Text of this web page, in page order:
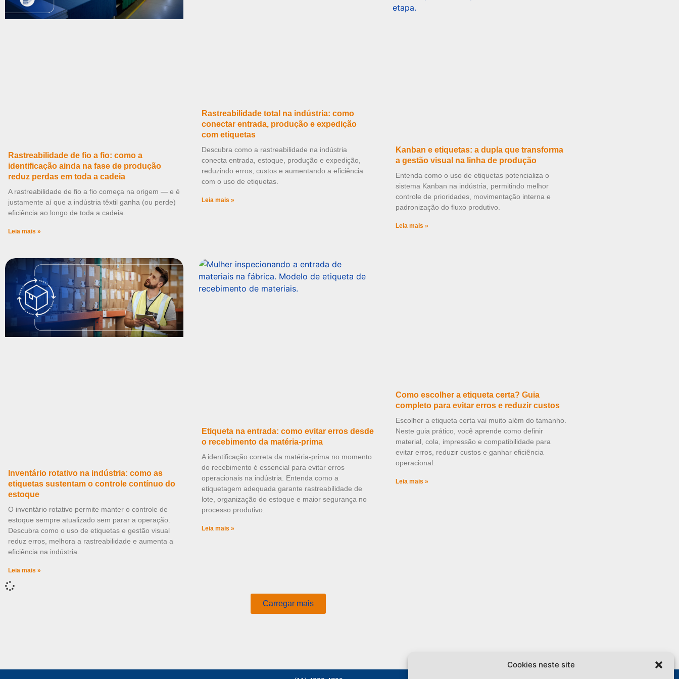
Cookies neste site
Rastreabilidade de fio a fio: como a
identificação ainda na fase de produção
reduz perdas em toda a cadeia
A rastreabilidade de fio a fio começa na origem — e é
justamente aí que a indústria têxtil ganha (ou perde)
eficiência ao longo de toda a cadeia.
Leia mais »
Rastreabilidade total na indústria: como
conectar entrada, produção e expedição
com etiquetas
Descubra como a rastreabilidade na indústria
conecta entrada, estoque, produção e expedição,
reduzindo erros, custos e aumentando a eficiência
com o uso de etiquetas.
Leia mais »
Kanban e etiquetas: a dupla que transforma
a gestão visual na linha de produção
Entenda como o uso de etiquetas potencializa o
sistema Kanban na indústria, permitindo melhor
controle de prioridades, movimentação interna e
padronização do fluxo produtivo.
Leia mais »
Inventário rotativo na indústria: como as
etiquetas sustentam o controle contínuo do
estoque
O inventário rotativo permite manter o controle de
estoque sempre atualizado sem parar a operação.
Descubra como o uso de etiquetas e gestão visual
reduz erros, melhora a rastreabilidade e aumenta a
eficiência na indústria.
Leia mais »
Etiqueta na entrada: como evitar erros desde
o recebimento da matéria-prima
A identificação correta da matéria-prima no momento
do recebimento é essencial para evitar erros
operacionais na indústria. Entenda como a
etiquetagem adequada garante rastreabilidade de
lote, organização do estoque e maior segurança no
processo produtivo.
Leia mais »
Como escolher a etiqueta certa? Guia
completo para evitar erros e reduzir custos
Escolher a etiqueta certa vai muito além do tamanho.
Neste guia prático, você aprende como definir
material, cola, impressão e compatibilidade para
evitar erros, reduzir custos e ganhar eficiência
operacional.
Leia mais »
Carregar mais